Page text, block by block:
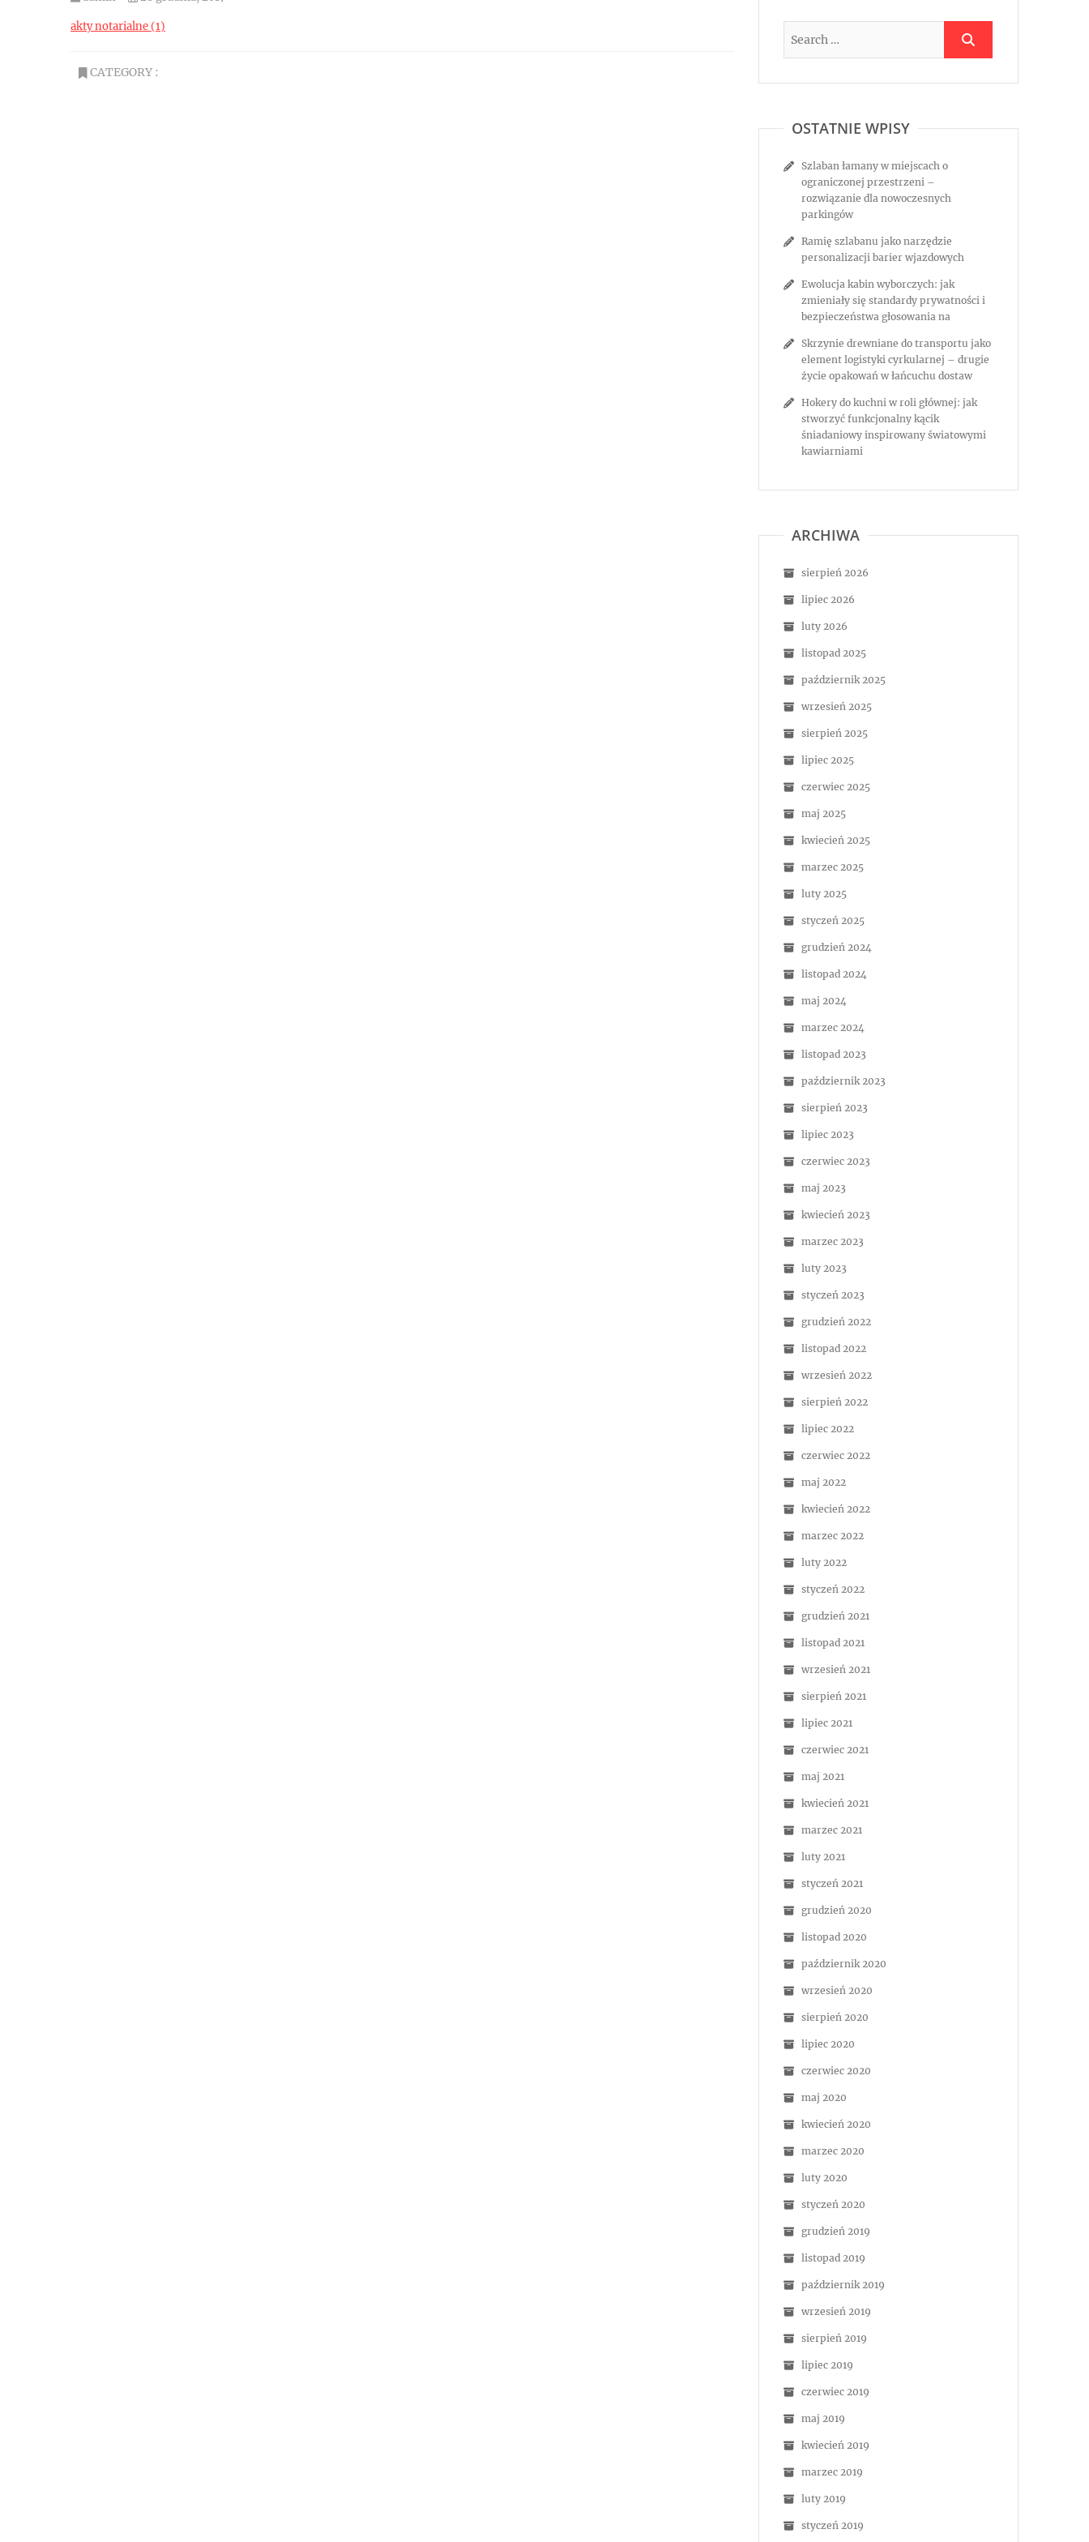
akty notarialne (1)
CATEGORY :
OSTATNIE WPISY
Szlaban łamany w miejscach o
ograniczonej przestrzeni –
rozwiązanie dla nowoczesnych
parkingów
Ramię szlabanu jako narzędzie
personalizacji barier wjazdowych
Ewolucja kabin wyborczych: jak
zmieniały się standardy prywatności i
bezpieczeństwa głosowania na
Skrzynie drewniane do transportu jako
element logistyki cyrkularnej – drugie
życie opakowań w łańcuchu dostaw
Hokery do kuchni w roli głównej: jak
stworzyć funkcjonalny kącik
śniadaniowy inspirowany światowymi
kawiarniami
ARCHIWA
sierpień 2026
lipiec 2026
luty 2026
listopad 2025
październik 2025
wrzesień 2025
sierpień 2025
lipiec 2025
czerwiec 2025
maj 2025
kwiecień 2025
marzec 2025
luty 2025
styczeń 2025
grudzień 2024
listopad 2024
maj 2024
marzec 2024
listopad 2023
październik 2023
sierpień 2023
lipiec 2023
czerwiec 2023
maj 2023
kwiecień 2023
marzec 2023
luty 2023
styczeń 2023
grudzień 2022
listopad 2022
wrzesień 2022
sierpień 2022
lipiec 2022
czerwiec 2022
maj 2022
kwiecień 2022
marzec 2022
luty 2022
styczeń 2022
grudzień 2021
listopad 2021
wrzesień 2021
sierpień 2021
lipiec 2021
czerwiec 2021
maj 2021
kwiecień 2021
marzec 2021
luty 2021
styczeń 2021
grudzień 2020
listopad 2020
październik 2020
wrzesień 2020
sierpień 2020
lipiec 2020
czerwiec 2020
maj 2020
kwiecień 2020
marzec 2020
luty 2020
styczeń 2020
grudzień 2019
listopad 2019
październik 2019
wrzesień 2019
sierpień 2019
lipiec 2019
czerwiec 2019
maj 2019
kwiecień 2019
marzec 2019
luty 2019
styczeń 2019